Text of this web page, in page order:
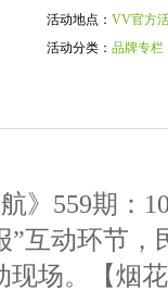
活动地点： VV官方
活动分类： 品牌专栏
》559期：
”互动环节
场。【烟